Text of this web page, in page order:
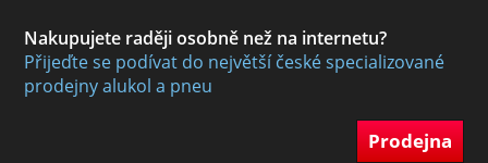
Nakupujete raději osobně než na internetu?
Přijeďte se podívat do největší české specializované
prodejny alukol a pneu
Prodejna